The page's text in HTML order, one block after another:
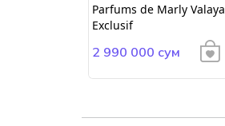
Parfums de Marly Valaya
Exclusif
2 990 000 сум